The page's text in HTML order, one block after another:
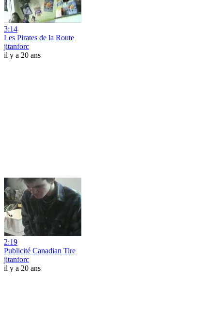
3:14
Les Pirates de la Route
jitanforc
il y a 20 ans
2:19
Publicité Canadian Tire
jitanforc
il y a 20 ans